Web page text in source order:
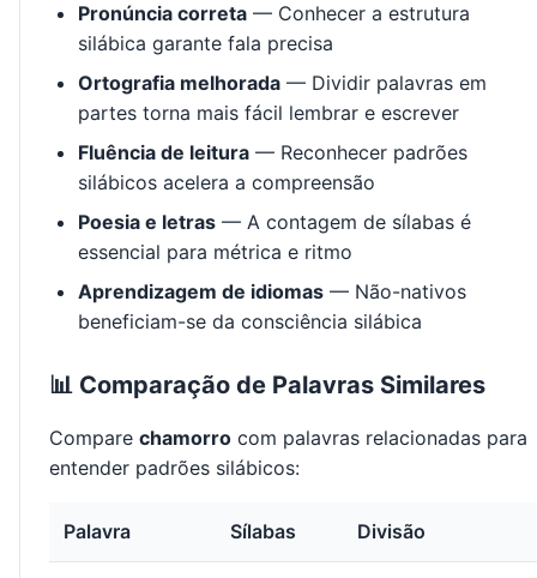
Pronúncia correta — Conhecer a estrutura
silábica garante fala precisa
Ortografia melhorada — Dividir palavras em
partes torna mais fácil lembrar e escrever
Fluência de leitura — Reconhecer padrões
silábicos acelera a compreensão
Poesia e letras — A contagem de sílabas é
essencial para métrica e ritmo
Aprendizagem de idiomas — Não-nativos
beneficiam-se da consciência silábica
📊 Comparação de Palavras Similares
Compare chamorro com palavras relacionadas para
entender padrões silábicos:
Palavra Sílabas Divisão